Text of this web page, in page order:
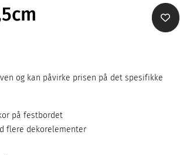
og kan påvirke prisen på det spesifikke
på festbordet
flere dekorelementer